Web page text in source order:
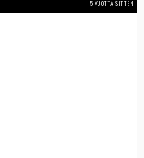
5 VUOTTA SITTEN